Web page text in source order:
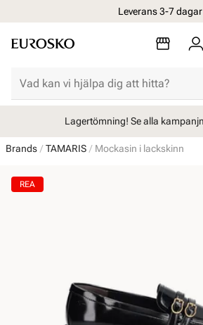
Leverans 3-7 dagar
Lagertömning! Se alla
Brands TAMARIS Mockasin i lackskinn
REA